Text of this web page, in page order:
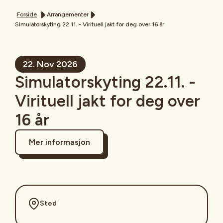
Forside
Arrangementer
Simulatorskyting 22.11. - Virituell jakt for deg over 16 år
22. Nov 2026
Simulatorskyting 22.11. -
Virituell jakt for deg over
16 år
Mer informasjon
Sted